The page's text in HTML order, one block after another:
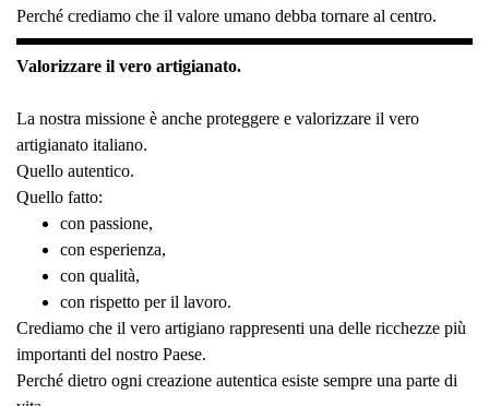
Perché crediamo che il valore umano debba tornare al centro.
Valorizzare il vero artigianato.
La nostra missione è anche proteggere e valorizzare il vero
artigianato italiano.
Quello autentico.
Quello fatto:
con passione,
con esperienza,
con qualità,
con rispetto per il lavoro.
Crediamo che il vero artigiano rappresenti una delle ricchezze più
importanti del nostro Paese.
Perché dietro ogni creazione autentica esiste sempre una parte di